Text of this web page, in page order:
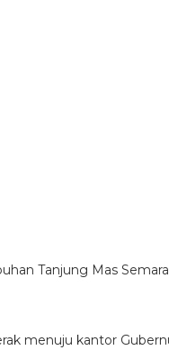
Tanjung Mas
menuju kantor